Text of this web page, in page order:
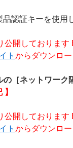
認証キーを使
開しておりま
ト からダウンロ
［ネットワー
開しておりま
ト からダウンロ